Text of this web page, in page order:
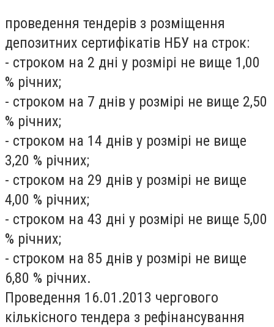
проведення тендерів з розміщення
депозитних сертифікатів НБУ на строк:
- строком на 2 дні у розмірі не вище 1,00
% річних;
- строком на 7 днів у розмірі не вище 2,50
% річних;
- строком на 14 днів у розмірі не вище
3,20 % річних;
- строком на 29 днів у розмірі не вище
4,00 % річних;
- строком на 43 дні у розмірі не вище 5,00
% річних;
- строком на 85 днів у розмірі не вище
6,80 % річних.
Проведення 16.01.2013 чергового
кількісного тендера з рефінансування